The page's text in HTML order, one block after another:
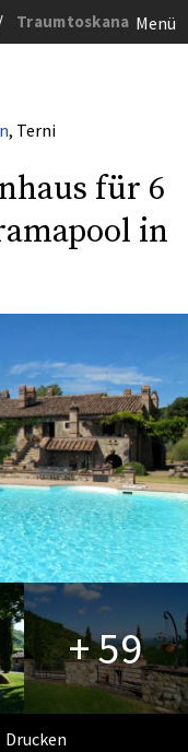
Traumtoskana Menü
, Terni
für 6
in
+ 59
Drucken